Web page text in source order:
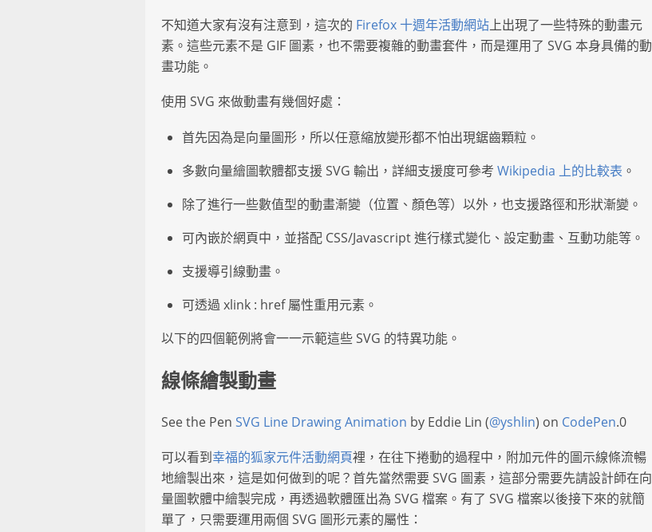
不知道大家有沒有注意到，這次的 Firefox 十週年活動網站上出現了一些特殊的動畫元
素。這些元素不是 GIF 圖素，也不需要複雜的動畫套件，而是運用了 SVG 本身具備的動
畫功能。
使用 SVG 來做動畫有幾個好處：
首先因為是向量圖形，所以任意縮放變形都不怕出現鋸齒顆粒。
多數向量繪圖軟體都支援 SVG 輸出，詳細支援度可參考 Wikipedia 上的比較表 。
除了進行一些數值型的動畫漸變（位置、顏色等）以外，也支援路徑和形狀漸變。
可內嵌於網頁中，並搭配 CSS/Javascript 進行樣式變化、設定動畫、互動功能等。
支援導引線動畫。
可透過 xlink : href 屬性重用元素。
以下的四個範例將會一一示範這些 SVG 的特異功能。
線條繪製動畫
See the Pen SVG Line Drawing Animation by Eddie Lin (@yshlin) on CodePen.0
可以看到幸福的狐家元件活動網頁裡，在往下捲動的過程中，附加元件的圖示線條流暢
地繪製出來，這是如何做到的呢？首先當然需要 SVG 圖素，這部分需要先請設計師在向
量圖軟體中繪製完成，再透過軟體匯出為 SVG 檔案。有了 SVG 檔案以後接下來的就簡
單了，只需要運用兩個 SVG 圖形元素的屬性：